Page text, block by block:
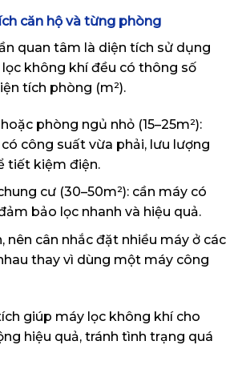
căn hộ và từng phòng
quan tâm là diện tích sử dụng
không khí đều có thông số
tích phòng (m²).
phòng ngủ nhỏ (15–25m²):
công suất vừa phải, lưu lượng
tiết kiệm điện.
cư (30–50m²): cần máy có
bảo lọc nhanh và hiệu quả.
nên cân nhắc đặt nhiều máy ở các
thay vì dùng một máy công
giúp máy lọc không khí cho
hiệu quả, tránh tình trạng quá